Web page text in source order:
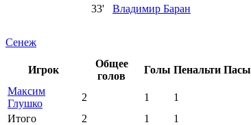
33'
Владимир Баран
Сенеж
Игрок
Общее
голов
Голы Пенальти Пасы
Максим
Глушко
2 1
1
Итого
2 1 1